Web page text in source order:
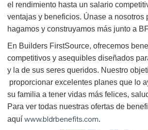
el rendimiento hasta un salario
ventajas y beneficios. Únase a nosotros
hagamos y construyamos más junto a
En Builders FirstSource, ofrecemos
competitivos y asequibles diseñados
y la de sus seres queridos. Nuestro
proporcionar excelentes planes que lo
su familia a tener vidas más felices,
Para ver todas nuestras ofertas de
aquí www.bldrbenefits.com.